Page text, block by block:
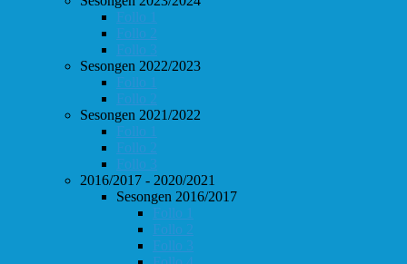
Follo 1
Follo 2
Follo 3
Sesongen 2022/2023
Follo 1
Follo 2
Sesongen 2021/2022
Follo 1
Follo 2
Follo 3
2016/2017 - 2020/2021
Sesongen 2016/2017
Follo 1
Follo 2
Follo 3